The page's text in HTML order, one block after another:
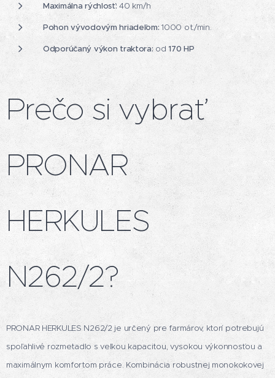
Maximálna rýchlosť: 40 km/h
Pohon vývodovým hriadeľom: 1000 ot./min.
Odporúčaný výkon traktora:od170 HP
Prečo si vybrať
PRONAR
HERKULES
N262/2?
PRONAR HERKULES N262/2 je určený pre farmárov, ktorí potrebujú
spoľahlivé rozmetadlo s veľkou kapacitou, vysokou výkonnosťou a
maximálnym komfortom práce. Kombinácia robustnej monokokovej